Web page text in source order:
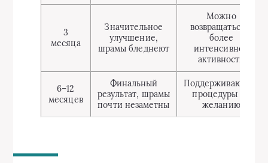
3
месяца
Значительное
улучшение,
шрамы бледнеют
Можно
возвращаться к
более
интенсивной
активности
6–12
месяцев
Финальный
результат, шрамы
почти незаметны
Поддерживающие
процедуры по
желанию